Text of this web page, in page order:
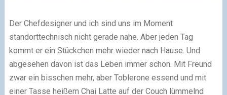
Der Chefdesigner und ich sind uns im Moment
standorttechnisch nicht gerade nahe. Aber jeden Tag
kommt er ein Stückchen mehr wieder nach Hause. Und
abgesehen davon ist das Leben immer schön. Mit Freund
zwar ein bisschen mehr, aber Toblerone essend und mit
einer Tasse heißem Chai Latte auf der Couch lümmelnd